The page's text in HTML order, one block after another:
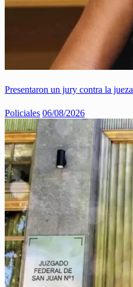
Presentaron un jury contra la jueza
Policiales 06/08/2026